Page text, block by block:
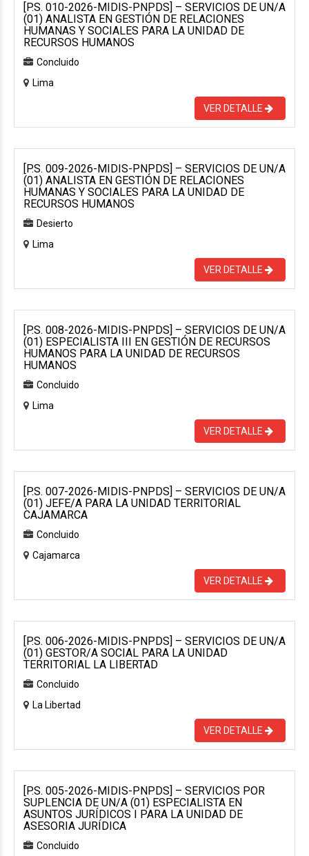
[P.S. 010-2026-MIDIS-PNPDS] – SERVICIOS DE UN/A
(01) ANALISTA EN GESTIÓN DE RELACIONES
HUMANAS Y SOCIALES PARA LA UNIDAD DE
RECURSOS HUMANOS
Concluido
Lima
VER DETALLE
[P.S. 009-2026-MIDIS-PNPDS] – SERVICIOS DE UN/A
(01) ANALISTA EN GESTIÓN DE RELACIONES
HUMANAS Y SOCIALES PARA LA UNIDAD DE
RECURSOS HUMANOS
Desierto
Lima
VER DETALLE
[P.S. 008-2026-MIDIS-PNPDS] – SERVICIOS DE UN/A
(01) ESPECIALISTA III EN GESTIÓN DE RECURSOS
HUMANOS PARA LA UNIDAD DE RECURSOS
HUMANOS
Concluido
Lima
VER DETALLE
[P.S. 007-2026-MIDIS-PNPDS] – SERVICIOS DE UN/A
(01) JEFE/A PARA LA UNIDAD TERRITORIAL
CAJAMARCA
Concluido
Cajamarca
VER DETALLE
[P.S. 006-2026-MIDIS-PNPDS] – SERVICIOS DE UN/A
(01) GESTOR/A SOCIAL PARA LA UNIDAD
TERRITORIAL LA LIBERTAD
Concluido
La Libertad
VER DETALLE
[P.S. 005-2026-MIDIS-PNPDS] – SERVICIOS POR
SUPLENCIA DE UN/A (01) ESPECIALISTA EN
ASUNTOS JURÍDICOS I PARA LA UNIDAD DE
ASESORIA JURÍDICA
Concluido